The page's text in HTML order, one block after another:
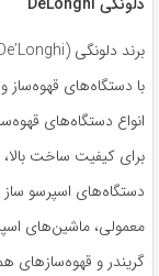
با دستگاه‌های قهوه‌ساز
انواع دستگاه‌های
برای کیفیت ساخت
دستگاه‌های اسپرسو
معمولی، ماشین‌های
گریندر و قهوه‌سازهای